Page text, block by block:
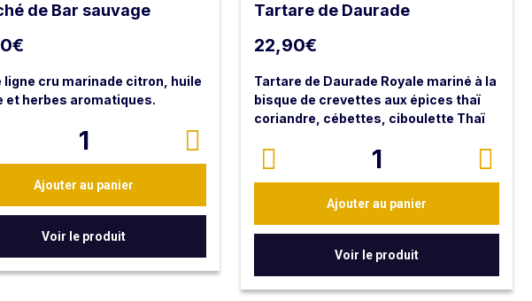
de Bar sauvage
€
ligne cru marinade citron, huile
et herbes aromatiques.
1
Ajouter au panier
Voir le produit
Tartare de Daurade
22,90€
Tartare de Daurade Royale mariné à la
bisque de crevettes aux épices thaï
coriandre, cébettes, ciboulette Thaï
1
Ajouter au panier
Voir le produit